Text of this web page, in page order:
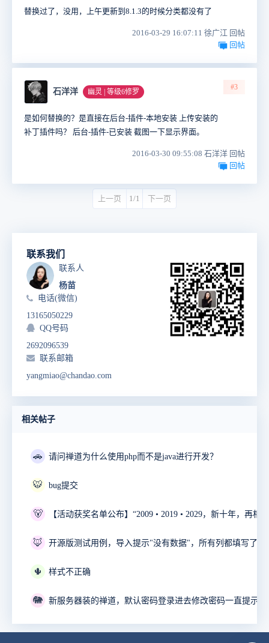
替换过了，没用，上午更新到8.1.3的时候分类都没有了
2016-03-29 16:07:11 徐广江 回帖
回帖
石洋洋 幽灵 | 等级6修罗
#3
是如何替换的？是直接在后台-插件-本地安装 上传安装的
补丁插件吗？ 后台-插件-已安装 截图一下显示界面。
2016-03-30 09:55:08 石洋洋 回帖
回帖
上一页 1/1 下一页
联系我们
联系人
杨苗
电话(微信)
13165050229
QQ号码
2692096539
联系邮箱
yangmiao@chandao.com
相关帖子
🚗 请问禅道为什么使用php而不是java进行开发？
🐯 bug提交
🐻
🦊 开源版测试用例，导入提示"没有数据"，所有列都填写了。
🌵 样式不正确
🐘